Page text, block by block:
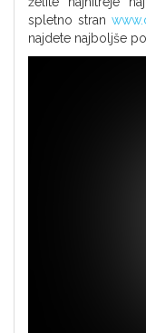
spletno stran
najdete najboljše